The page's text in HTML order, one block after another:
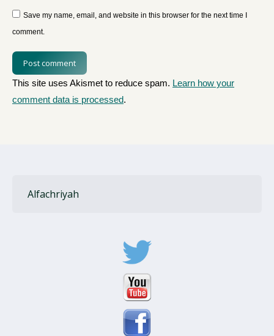
Save my name, email, and website in this browser for the next time I
comment.
Post comment
This site uses Akismet to reduce spam. Learn how your
comment data is processed.
Alfachriyah